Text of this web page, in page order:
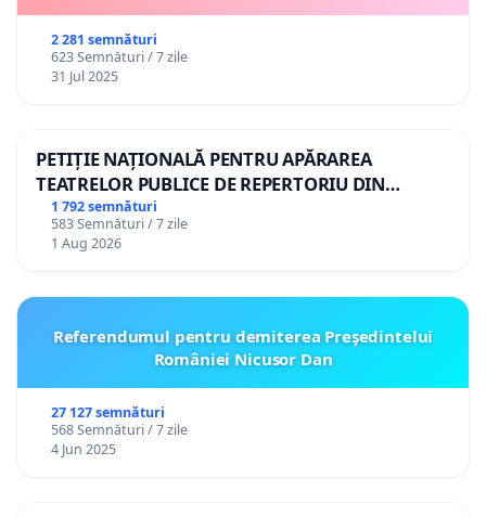
2 281 semnături
623 Semnături / 7 zile
31 Jul 2025
PETIȚIE NAȚIONALĂ PENTRU APĂRAREA
TEATRELOR PUBLICE DE REPERTORIU DIN
ROMÂNIA
1 792 semnături
583 Semnături / 7 zile
1 Aug 2026
Referendumul pentru demiterea Preşedintelui
României Nicusor Dan
27 127 semnături
568 Semnături / 7 zile
4 Jun 2025